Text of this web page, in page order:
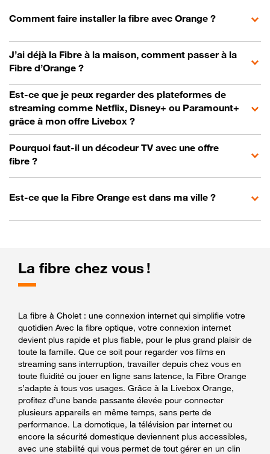
Comment faire installer la fibre avec Orange ?
J’ai déjà la Fibre à la maison, comment passer à la
Fibre d’Orange ?
Est-ce que je peux regarder des plateformes de
streaming comme Netflix, Disney+ ou Paramount+
grâce à mon offre Livebox ?
Pourquoi faut-il un décodeur TV avec une offre
fibre ?
Est-ce que la Fibre Orange est dans ma ville ?
La fibre chez vous !
La fibre à Cholet : une connexion internet qui simplifie votre
quotidien Avec la fibre optique, votre connexion internet
devient plus rapide et plus fiable, pour le plus grand plaisir de
toute la famille. Que ce soit pour regarder vos films en
streaming sans interruption, travailler depuis chez vous en
toute fluidité ou jouer en ligne sans latence, la Fibre Orange
s’adapte à tous vos usages. Grâce à la Livebox Orange,
profitez d’une bande passante élevée pour connecter
plusieurs appareils en même temps, sans perte de
performance. La domotique, la télévision par internet ou
encore la sécurité domestique deviennent plus accessibles,
avec une stabilité qui vous permet de tout gérer en un clin